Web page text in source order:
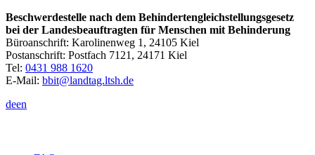
Beschwerdestelle nach dem Behindertengleichstellungsgesetz
bei der Landesbeauftragten für Menschen mit Behinderung
Büroanschrift: Karolinenweg 1, 24105 Kiel
Postanschrift: Postfach 7121, 24171 Kiel
Tel: 0431 988 1620
E-Mail: bbit@landtag.ltsh.de
deen